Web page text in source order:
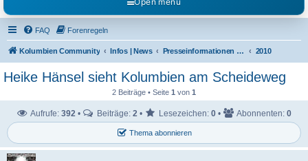
FAQ Forenregeln
Kolumbien Community Infos | News Presseinformationen & Neuigkeiten 2010
Heike Hänsel sieht Kolumbien am Scheideweg
2 Beiträge • Seite 1 von 1
Thema abonnieren
Aufrufe: 392 • Beiträge: 2 • Lesezeichen: 0 • Abonnenten: 0